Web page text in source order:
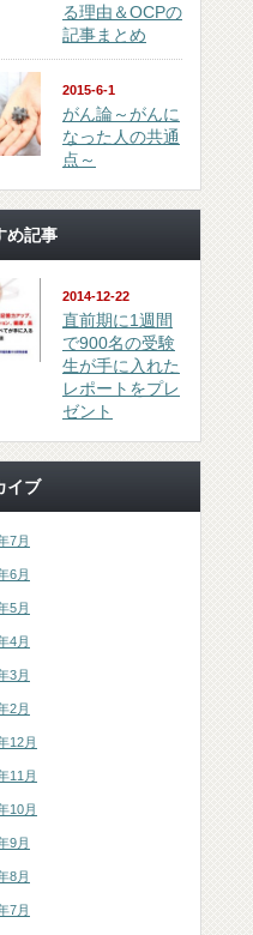
る理由＆OCPの
記事まとめ
2015-6-1
がん論～がんに
なった人の共通
点～
め記事
2014-12-22
直前期に1週間
で900名の受験
生が手に入れた
レポートをプレ
ゼント
イブ
7月
6月
5月
4月
3月
2月
12月
11月
10月
9月
8月
7月